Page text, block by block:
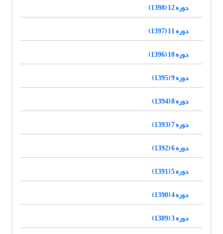
دوره 12 (1398)
دوره 11 (1397)
دوره 10 (1396)
دوره 9 (1395)
دوره 8 (1394)
دوره 7 (1393)
دوره 6 (1392)
دوره 5 (1391)
دوره 4 (1390)
دوره 3 (1389)